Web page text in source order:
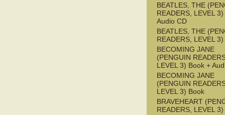
BEATLES, THE
READERS, LEVEL
Audio CD
BEATLES, THE
READERS, LEVEL
BECOMING JANE
(PENGUIN
LEVEL 3) Book +
BECOMING JANE
(PENGUIN
LEVEL 3) Book
BRAVEHEART
READERS, LEVEL